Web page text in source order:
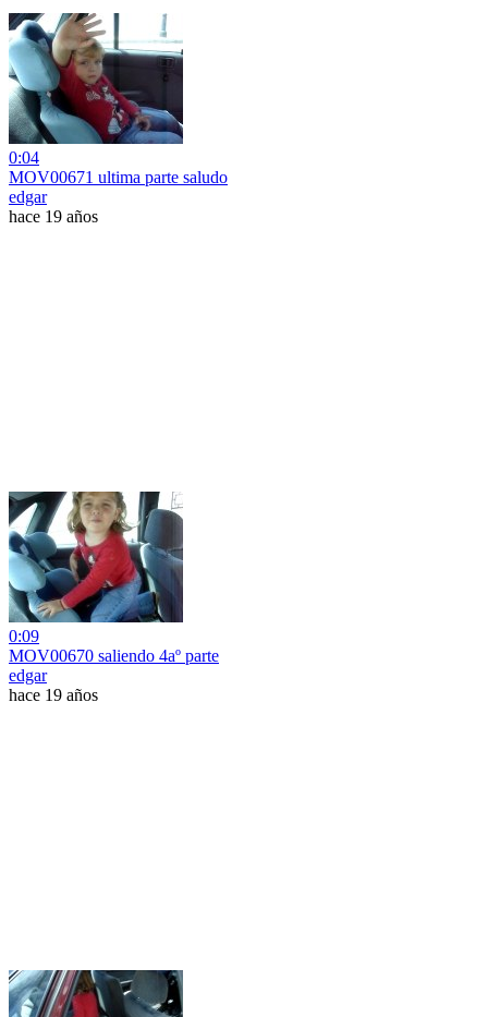
0:04
MOV00671 ultima parte saludo
edgar
hace 19 años
0:09
MOV00670 saliendo 4aº parte
edgar
hace 19 años